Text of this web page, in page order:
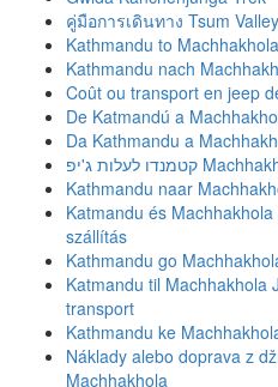
คู่มือการเดินทาง Tsum Valley
Kathmandu to
Kathmandu nach
Coût ou transport en jeep
De Katmandú a
Da Kathmandu a
Kathmandu naar
Katmandu és
szállítás
Kathmandu go
Katmandu til Machhakhola
transport
Kathmandu ke
Náklady alebo doprava z
Machhakhola